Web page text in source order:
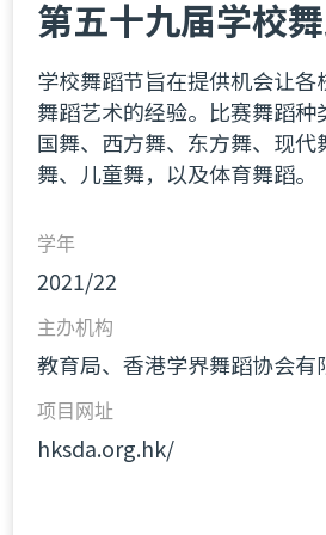
第五十九届学校
学校舞蹈节旨在提供机会让
舞蹈艺术的经验。比赛舞蹈种
国舞、西方舞、东方舞、现代
舞、儿童舞，以及体育舞蹈。
学年
2021/22
主办机构
教育局、香港学界舞蹈协会有
项目网址
hksda.org.hk/